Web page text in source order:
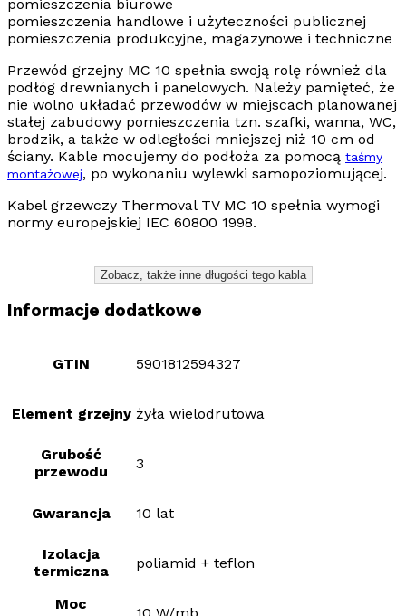
pomieszczenia biurowe
pomieszczenia handlowe i użyteczności publicznej
pomieszczenia produkcyjne, magazynowe i techniczne
Przewód grzejny MC 10 spełnia swoją rolę również dla
podłóg drewnianych i panelowych. Należy pamięteć, że
nie wolno układać przewodów w miejscach planowanej
stałej zabudowy pomieszczenia tzn. szafki, wanna, WC,
brodzik, a także w odległości mniejszej niż 10 cm od
ściany. Kable mocujemy do podłoża za pomocą taśmy
montażowej, po wykonaniu wylewki samopoziomującej.
Kabel grzewczy Thermoval TV MC 10 spełnia wymogi
normy europejskiej IEC 60800 1998.
Zobacz, także inne długości tego kabla
Informacje dodatkowe
GTIN 5901812594327
Element grzejny żyła wielodrutowa
Grubość
przewodu
3
Gwarancja 10 lat
Izolacja
termiczna
poliamid + teflon
Moc
10 W/mb